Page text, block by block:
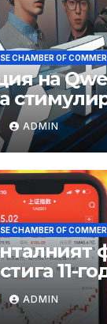
CHAMBER OF
на
618
ADMIN
CHAMBER OF
11-
ADMIN